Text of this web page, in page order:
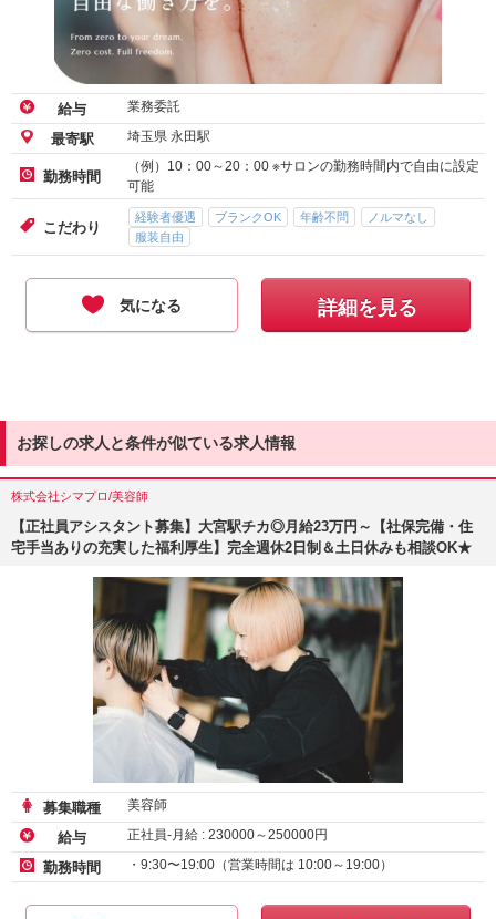
給与 業務委託
最寄駅 埼玉県 永田駅
勤務時間
（例）10：00～20：00 ※サロンの勤務時間内で自由に設定
可能
こだわり
経験者優遇 ブランクOK 年齢不問
ノルマなし
服装自由
気になる 詳細を見る
お探しの求人と条件が似ている求人情報
株式会社シマプロ/美容師
【正社員アシスタント募集】大宮駅チカ◎月給23万円～【社保完備・住
宅手当ありの充実した福利厚生】完全週休2日制＆土日休みも相談OK★
募集職種 美容師
給与 正社員-月給 : 230000～250000円
勤務時間 ・9:30〜19:00（営業時間は 10:00～19:00）